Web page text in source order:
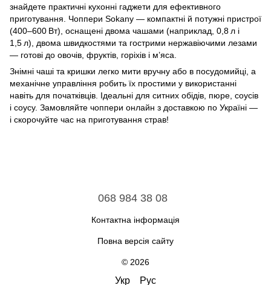
знайдете практичні кухонні гаджети для ефективного
приготування. Чоппери Sokany — компактні й потужні пристрої
(400–600 Вт), оснащені двома чашами (наприклад, 0,8 л і
1,5 л), двома швидкостями та гострими нержавіючими лезами
— готові до овочів, фруктів, горіхів і м’яса.
Знімні чаші та кришки легко мити вручну або в посудомийці, а
механічне управління робить їх простими у використанні
навіть для початківців. Ідеальні для ситних обідів, пюре, соусів
і соусу. Замовляйте чоппери онлайн з доставкою по Україні —
і скорочуйте час на приготування страв!
068 984 38 08
Контактна інформація
Повна версія сайту
© 2026
Укр Рус